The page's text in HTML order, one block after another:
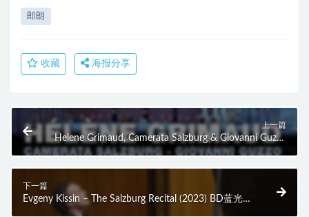
郎朗
收藏 海报分享
上一篇
Helene Grimaud, Camerata Salzburg & Giovanni Guzzo
– Mozart, Schumann, Silvestrov (2023) BD蓝光原盘
下一篇
Evgeny Kissin – The Salzburg Recital (2023) BD蓝光原
盘 22.5G